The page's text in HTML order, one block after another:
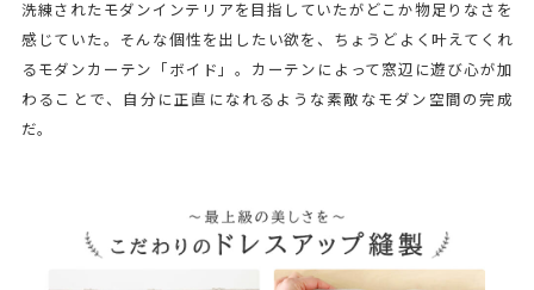
洗練されたモダンインテリアを目指していたがどこか物足りなさを
感じていた。そんな個性を出したい欲を、ちょうどよく叶えてくれ
るモダンカーテン「ボイド」。カーテンによって窓辺に遊び心が加
わることで、自分に正直になれるような素敵なモダン空間の完成
だ。